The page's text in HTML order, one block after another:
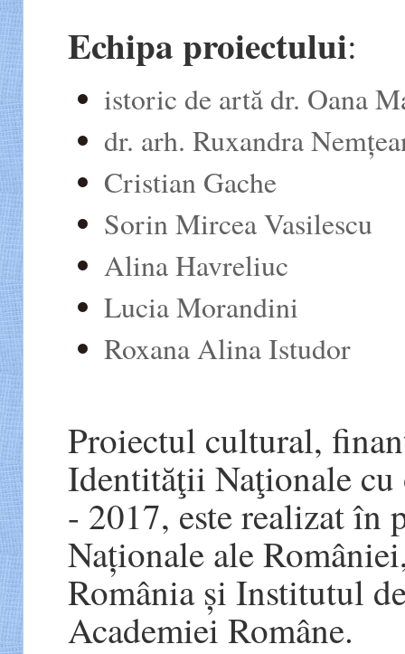
Echipa proiectului:
istoric de artă dr. Oana
dr. arh. Ruxandra
Cristian Gache
Sorin Mircea Vasilescu
Alina Havreliuc
Lucia Morandini
Roxana Alina Istudor
Proiectul cultural,
Identităţii Naţionale
- 2017, este realizat în
Naționale ale
România și Institutul
Academiei Române.